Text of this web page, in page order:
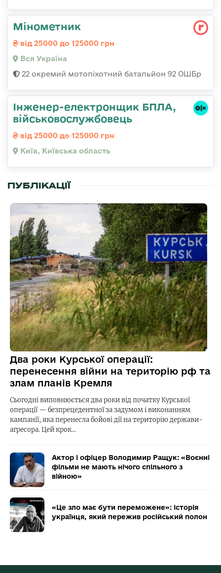
Мінометник
від 25000 до 125000 грн
Вся Україна
22 окремий мотопіхотний батальйон 92 ОШБр
Інженер-електронщик БПЛА,
військовослужбовець
від 25000 до 125000 грн
Київ, Київська область
ПУБЛІКАЦІЇ
Два роки Курської операції:
перенесення війни на територію рф та
злам планів Кремля
Сьогодні виповнюється два роки від початку Курської
операції — безпрецедентної за задумом і виконанням
кампанії, яка перенесла бойові дії на територію держави-
агресора. Цей крок…
Актор і офіцер Володимир Ращук: «Воєнні
фільми не мають нічого спільного з
війною»
«Це зло має бути переможене»: історія
українця, який пережив російський полон